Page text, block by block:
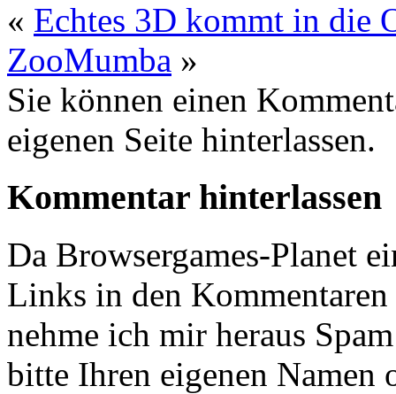
« Echtes 3D kommt in die
ZooMumba »
Sie können einen
eigenen Seite hinterlassen.
Kommentar hinterlassen
Da Browsergames-Planet
Links in den
nehme ich mir heraus
bitte Ihren eigenen Namen